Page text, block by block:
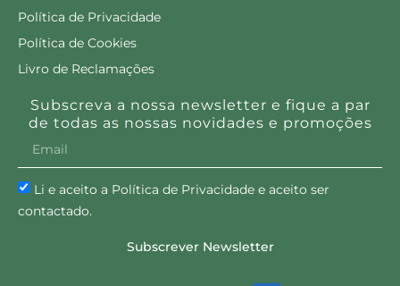
Política de Privacidade
Política de Cookies
Livro de Reclamações
Subscreva a nossa newsletter e fique a par
de todas as nossas novidades e promoções
Li e aceito a Política de Privacidade e aceito ser
contactado.
Subscrever Newsletter